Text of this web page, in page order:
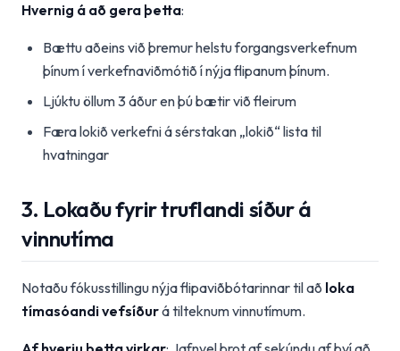
Hvernig á að gera þetta:
Bættu aðeins við þremur helstu forgangsverkefnum
þínum í verkefnaviðmótið í nýja flipanum þínum.
Ljúktu öllum 3 áður en þú bætir við fleirum
Færa lokið verkefni á sérstakan „lokið“ lista til
hvatningar
3. Lokaðu fyrir truflandi síður á
vinnutíma
Notaðu fókusstillingu nýja flipaviðbótarinnar til að loka
tímasóandi vefsíðurá tilteknum vinnutímum.